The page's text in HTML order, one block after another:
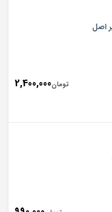
تومان2,400,000